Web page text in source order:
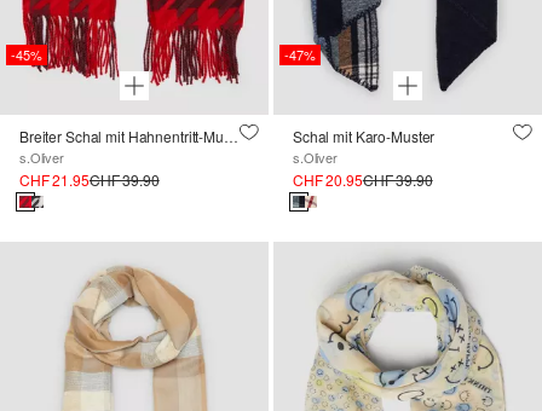
-45%
Breiter Schal mit Hahnentritt-Muster und Fransen
s.Oliver
CHF 21.95CHF 39.90
-47%
Schal mit Karo-Muster
s.Oliver
CHF 20.95CHF 39.90